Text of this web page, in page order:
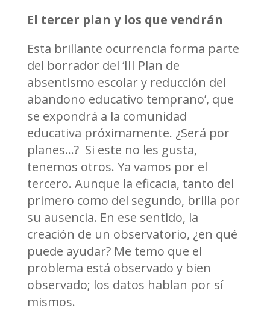
El tercer plan y los que vendrán
Esta brillante ocurrencia forma parte
del borrador del ‘III Plan de
absentismo escolar y reducción del
abandono educativo temprano’, que
se expondrá a la comunidad
educativa próximamente. ¿Será por
planes…? Si este no les gusta,
tenemos otros. Ya vamos por el
tercero. Aunque la eficacia, tanto del
primero como del segundo, brilla por
su ausencia. En ese sentido, la
creación de un observatorio, ¿en qué
puede ayudar? Me temo que el
problema está observado y bien
observado; los datos hablan por sí
mismos.